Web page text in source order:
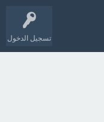
تسجيل الدخول